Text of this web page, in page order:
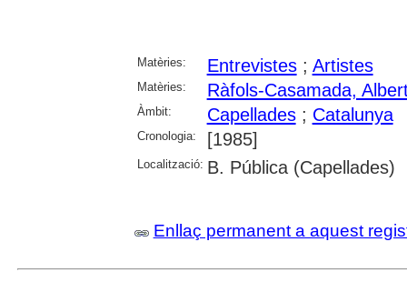
Matèries: Entrevistes; Artistes
Matèries: Ràfols-Casamada,
Àmbit: Capellades; Catalunya
Cronologia: [1985]
Localització: B. Pública (Capellades)
Enllaç permanent a aquest